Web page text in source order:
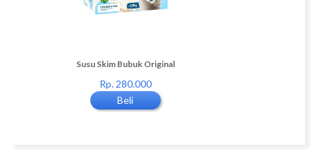
Susu Skim Bubuk Original
Rp. 280.000
Beli